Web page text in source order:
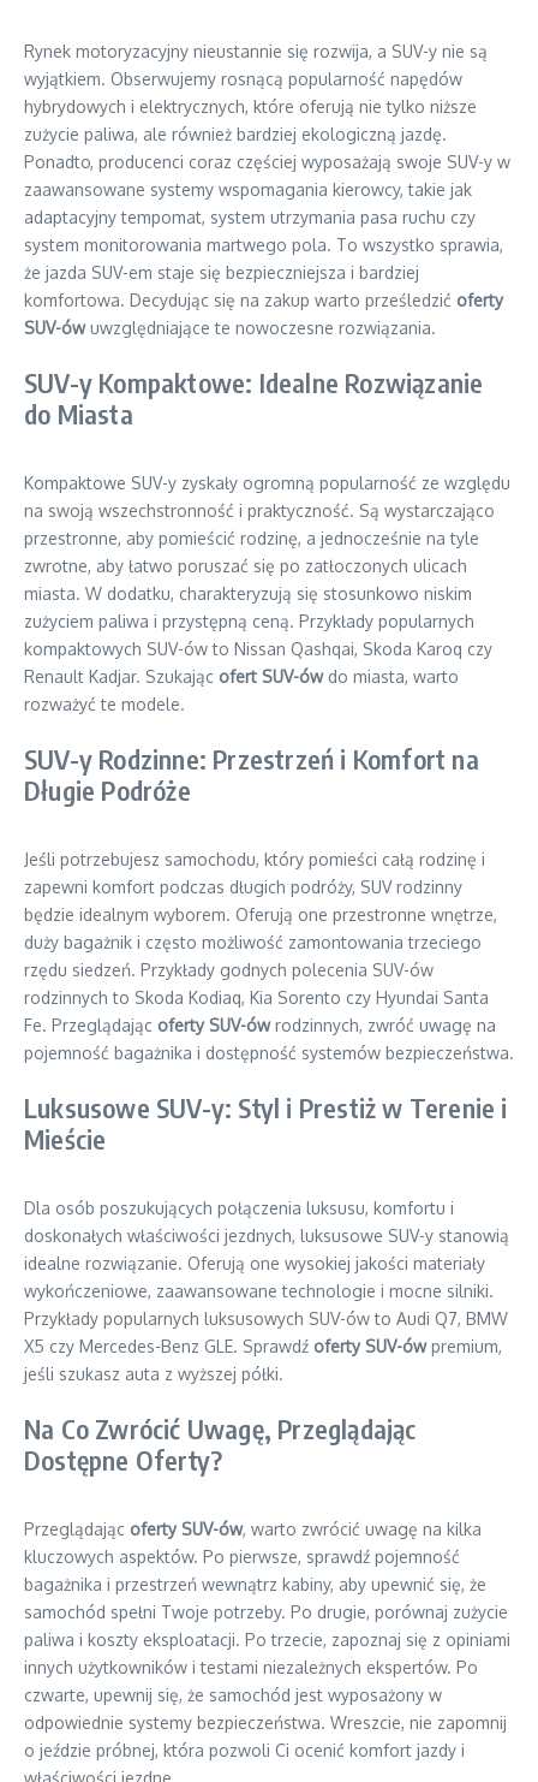
Rynek motoryzacyjny nieustannie się rozwija, a SUV-y nie są
wyjątkiem. Obserwujemy rosnącą popularność napędów
hybrydowych i elektrycznych, które oferują nie tylko niższe
zużycie paliwa, ale również bardziej ekologiczną jazdę.
Ponadto, producenci coraz częściej wyposażają swoje SUV-y w
zaawansowane systemy wspomagania kierowcy, takie jak
adaptacyjny tempomat, system utrzymania pasa ruchu czy
system monitorowania martwego pola. To wszystko sprawia,
że jazda SUV-em staje się bezpieczniejsza i bardziej
komfortowa. Decydując się na zakup warto prześledzić oferty
SUV-ówuwzględniające te nowoczesne rozwiązania.
SUV-y Kompaktowe: Idealne Rozwiązanie
do Miasta
Kompaktowe SUV-y zyskały ogromną popularność ze względu
na swoją wszechstronność i praktyczność. Są wystarczająco
przestronne, aby pomieścić rodzinę, a jednocześnie na tyle
zwrotne, aby łatwo poruszać się po zatłoczonych ulicach
miasta. W dodatku, charakteryzują się stosunkowo niskim
zużyciem paliwa i przystępną ceną. Przykłady popularnych
kompaktowych SUV-ów to Nissan Qashqai, Skoda Karoq czy
Renault Kadjar. Szukając ofert SUV-ówdo miasta, warto
rozważyć te modele.
SUV-y Rodzinne: Przestrzeń i Komfort na
Długie Podróże
Jeśli potrzebujesz samochodu, który pomieści całą rodzinę i
zapewni komfort podczas długich podróży, SUV rodzinny
będzie idealnym wyborem. Oferują one przestronne wnętrze,
duży bagażnik i często możliwość zamontowania trzeciego
rzędu siedzeń. Przykłady godnych polecenia SUV-ów
rodzinnych to Skoda Kodiaq, Kia Sorento czy Hyundai Santa
Fe. Przeglądając oferty SUV-ówrodzinnych, zwróć uwagę na
pojemność bagażnika i dostępność systemów bezpieczeństwa.
Luksusowe SUV-y: Styl i Prestiż w Terenie i
Mieście
Dla osób poszukujących połączenia luksusu, komfortu i
doskonałych właściwości jezdnych, luksusowe SUV-y stanowią
idealne rozwiązanie. Oferują one wysokiej jakości materiały
wykończeniowe, zaawansowane technologie i mocne silniki.
Przykłady popularnych luksusowych SUV-ów to Audi Q7, BMW
X5 czy Mercedes-Benz GLE. Sprawdź oferty SUV-ówpremium,
jeśli szukasz auta z wyższej półki.
Na Co Zwrócić Uwagę, Przeglądając
Dostępne Oferty?
Przeglądając oferty SUV-ów, warto zwrócić uwagę na kilka
kluczowych aspektów. Po pierwsze, sprawdź pojemność
bagażnika i przestrzeń wewnątrz kabiny, aby upewnić się, że
samochód spełni Twoje potrzeby. Po drugie, porównaj zużycie
paliwa i koszty eksploatacji. Po trzecie, zapoznaj się z opiniami
innych użytkowników i testami niezależnych ekspertów. Po
czwarte, upewnij się, że samochód jest wyposażony w
odpowiednie systemy bezpieczeństwa. Wreszcie, nie zapomnij
o jeździe próbnej, która pozwoli Ci ocenić komfort jazdy i
właściwości jezdne.